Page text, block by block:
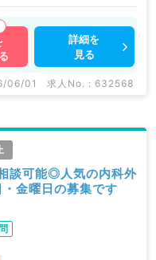
詳細を
見る
06/01 求人No. : 632568
談可能◎人気の内科外
金曜日の募集です